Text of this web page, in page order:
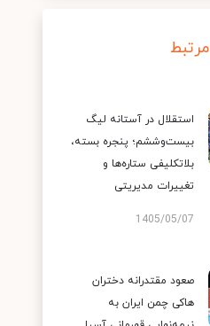
مرتبط
استقلال در آستانه لیگ
بیست‌وششم؛ پنجره بسته،
بلاتکلیفی ستاره‌ها و
تغییرات مدیریتی
1405/05/07
صعود مقتدرانه دختران
هاکی چمن ایران به